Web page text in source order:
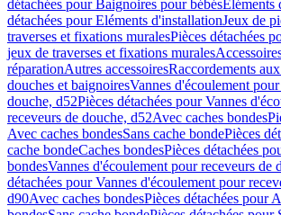
détachées pour Baignoires pour bébésEléments
détachées pour Eléments d'installationJeux de
traverses et fixations muralesPièces détachées
jeux de traverses et fixations murales
réparationAutres accessoiresRaccordements
douches et baignoiresVannes d'écoulement
douche, d52Pièces détachées pour Vannes
receveurs de douche, d52Avec caches bondes
Avec caches bondesSans cache bondePièces
cache bondeCaches bondesPièces détachées
bondesVannes d'écoulement pour receveurs de
détachées pour Vannes d'écoulement pour
d90Avec caches bondesPièces détachées pour